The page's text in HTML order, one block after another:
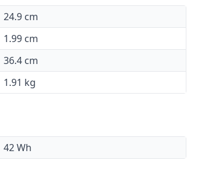
24.9 cm
1.99 cm
36.4 cm
1.91 kg
42 Wh